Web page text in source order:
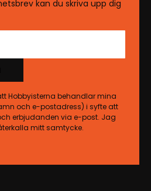
kan du skriva upp dig
Hobbyisterna behandlar mina
och e-postadress) i syfte att
erbjudanden via e-post. Jag
mitt samtycke.